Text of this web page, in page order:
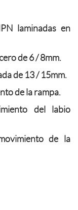
laminadas en
de 6 / 8mm.
de 13 / 15mm.
de la rampa.
del labio
de la